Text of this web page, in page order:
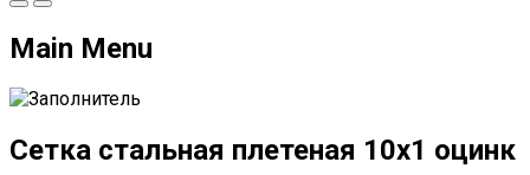
Main Menu
Сетка стальная плетеная 10x1 оцинк